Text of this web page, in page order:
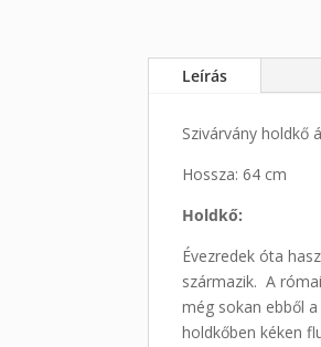
Leírás
Szivárvány holdkő
Hossza: 64 cm
Holdkő:
Évezredek óta
származik. A
még sokan ebből
holdkőben kéken